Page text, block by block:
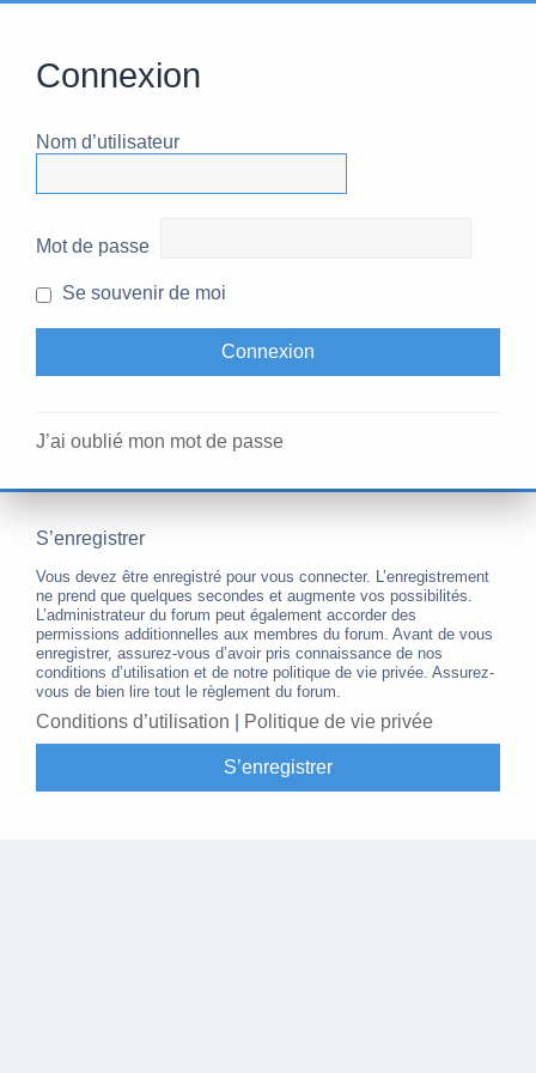
Connexion
Nom d’utilisateur
Mot de passe
Se souvenir de moi
J’ai oublié mon mot de passe
S’enregistrer
Vous devez être enregistré pour vous connecter. L’enregistrement
ne prend que quelques secondes et augmente vos possibilités.
L’administrateur du forum peut également accorder des
permissions additionnelles aux membres du forum. Avant de vous
enregistrer, assurez-vous d’avoir pris connaissance de nos
conditions d’utilisation et de notre politique de vie privée. Assurez-
vous de bien lire tout le règlement du forum.
Conditions d’utilisation Politique de vie privée
S’enregistrer